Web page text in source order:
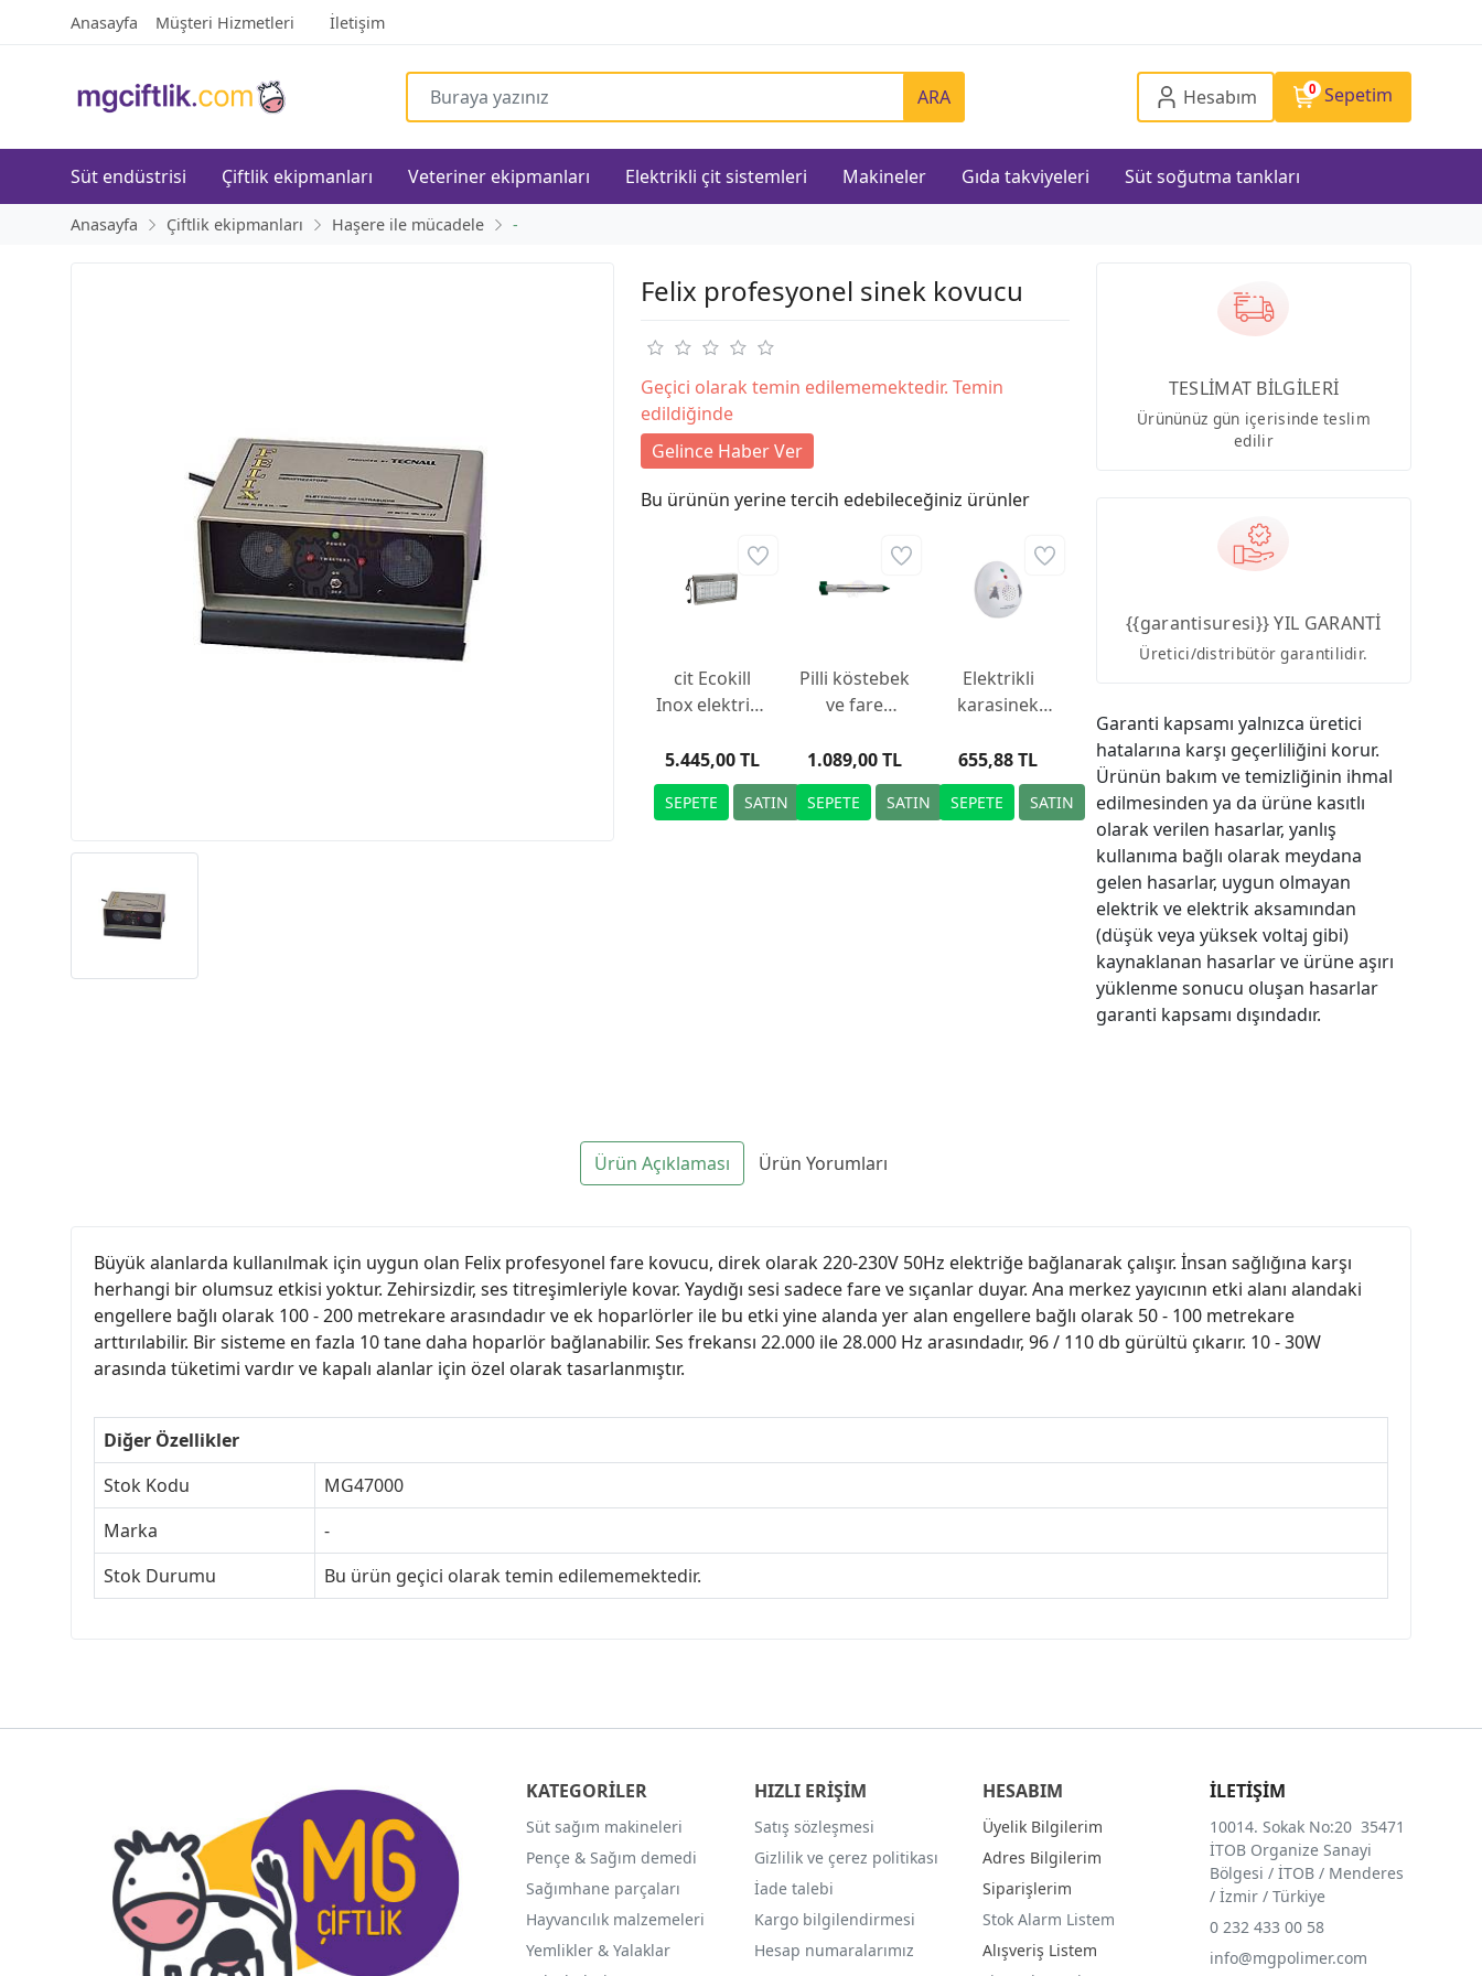
Anasayfa Müşteri Hizmetleri İletişim
ARA Hesabım 0 Sepetim
Süt endüstrisi Çiftlik ekipmanları Veteriner ekipmanları Elektrikli çit sistemleri Makineler Gıda takviyeleri Süt soğutma tankları
Anasayfa Çiftlik ekipmanları Haşere ile mücadele -
Felix profesyonel sinek kovucu
Geçici olarak temin edilememektedir. Temin
edildiğinde
Gelince Haber Ver
Bu ürünün yerine tercih edebileceğiniz ürünler
cit Ecokill
Inox elektrikli
öldürücü
5.445,00 TL
Pilli köstebek
ve fare
1.089,00 TL
Elektrikli
karasinek
metrekare
etki alanı
655,88 TL
TESLİMAT BİLGİLERİ
Ürününüz gün içerisinde teslim
edilir
{{garantisuresi}} YIL GARANTİ
Üretici/distribütör garantilidir.
Garanti kapsamı yalnızca üretici
hatalarına karşı geçerliliğini korur.
Ürünün bakım ve temizliğinin ihmal
edilmesinden ya da ürüne kasıtlı
olarak verilen hasarlar, yanlış
kullanıma bağlı olarak meydana
gelen hasarlar, uygun olmayan
elektrik ve elektrik aksamından
(düşük veya yüksek voltaj gibi)
kaynaklanan hasarlar ve ürüne aşırı
yüklenme sonucu oluşan hasarlar
garanti kapsamı dışındadır.
Ürün Açıklaması Ürün Yorumları
Büyük alanlarda kullanılmak için uygun olan Felix profesyonel fare kovucu, direk olarak 220-230V 50Hz elektriğe bağlanarak çalışır. İnsan sağlığına karşı
herhangi bir olumsuz etkisi yoktur. Zehirsizdir, ses titreşimleriyle kovar. Yaydığı sesi sadece fare ve sıçanlar duyar. Ana merkez yayıcının etki alanı alandaki
engellere bağlı olarak 100 - 200 metrekare arasındadır ve ek hoparlörler ile bu etki yine alanda yer alan engellere bağlı olarak 50 - 100 metrekare
arttırılabilir. Bir sisteme en fazla 10 tane daha hoparlör bağlanabilir. Ses frekansı 22.000 ile 28.000 Hz arasındadır, 96 / 110 db gürültü çıkarır. 10 - 30W
arasında tüketimi vardır ve kapalı alanlar için özel olarak tasarlanmıştır.
Diğer Özellikler
Stok Kodu
MG47000
Marka
-
Stok Durumu
Bu ürün geçici olarak temin edilememektedir.
KATEGORİLER
Süt sağım makineleri
Pençe & Sağım demedi
Sağımhane parçaları
Hayvancılık malzemeleri
Yemlikler & Yalaklar
HIZLI ERİŞİM
Satış sözleşmesi
Gizlilik ve çerez politikası
İade talebi
Kargo bilgilendirmesi
Hesap numaralarımız
HESABIM
Üyelik Bilgilerim
Adres Bilgilerim
Siparişlerim
Stok Alarm Listem
Alışveriş Listem
İLETİŞİM
10014. Sokak No:20 35471
İTOB Organize Sanayi
Bölgesi / İTOB / Menderes
/ İzmir / Türkiye
0 232 433 00 58
info@mgpolimer.com